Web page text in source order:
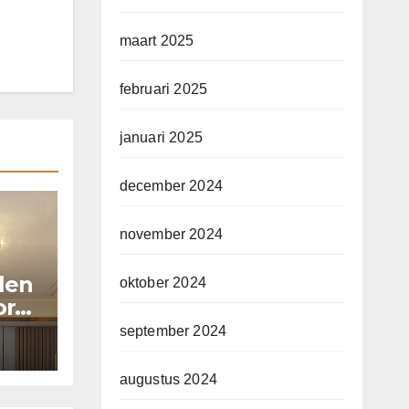
maart 2025
februari 2025
januari 2025
december 2024
november 2024
oktober 2024
september 2024
augustus 2024